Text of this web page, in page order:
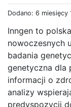
Dodano: 6 miesięcy
Inngen to
nowoczesnych
badania
genetyczna​ dla
informacji o
analizy
predyspozycji